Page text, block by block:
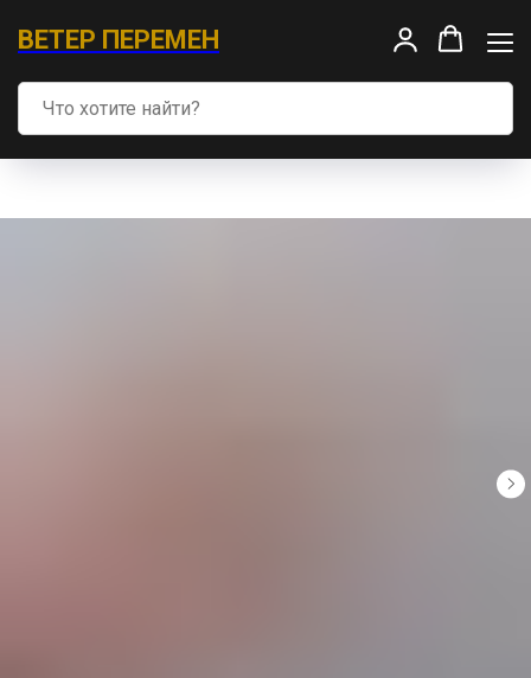
ВЕТЕР ПЕРЕМЕН